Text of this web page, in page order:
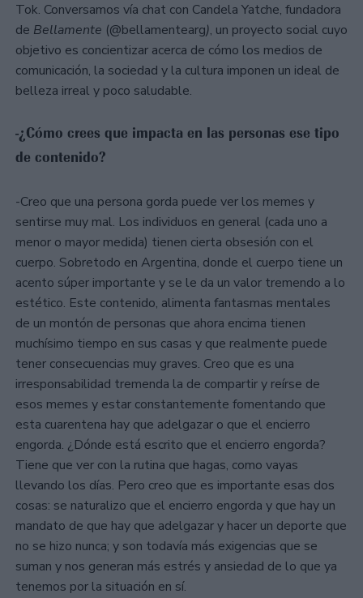
Tok. Conversamos vía chat con Candela Yatche, fundadora
de Bellamente (@bellamentearg), un proyecto social cuyo
objetivo es concientizar acerca de cómo los medios de
comunicación, la sociedad y la cultura imponen un ideal de
belleza irreal y poco saludable.
-¿Cómo crees que impacta en las personas ese tipo
de contenido?
-Creo que una persona gorda puede ver los memes y
sentirse muy mal. Los individuos en general (cada uno a
menor o mayor medida) tienen cierta obsesión con el
cuerpo. Sobretodo en Argentina, donde el cuerpo tiene un
acento súper importante y se le da un valor tremendo a lo
estético. Este contenido, alimenta fantasmas mentales
de un montón de personas que ahora encima tienen
muchísimo tiempo en sus casas y que realmente puede
tener consecuencias muy graves. Creo que es una
irresponsabilidad tremenda la de compartir y reírse de
esos memes y estar constantemente fomentando que
esta cuarentena hay que adelgazar o que el encierro
engorda. ¿Dónde está escrito que el encierro engorda?
Tiene que ver con la rutina que hagas, como vayas
llevando los días. Pero creo que es importante esas dos
cosas: se naturalizo que el encierro engorda y que hay un
mandato de que hay que adelgazar y hacer un deporte que
no se hizo nunca; y son todavía más exigencias que se
suman y nos generan más estrés y ansiedad de lo que ya
tenemos por la situación en sí.